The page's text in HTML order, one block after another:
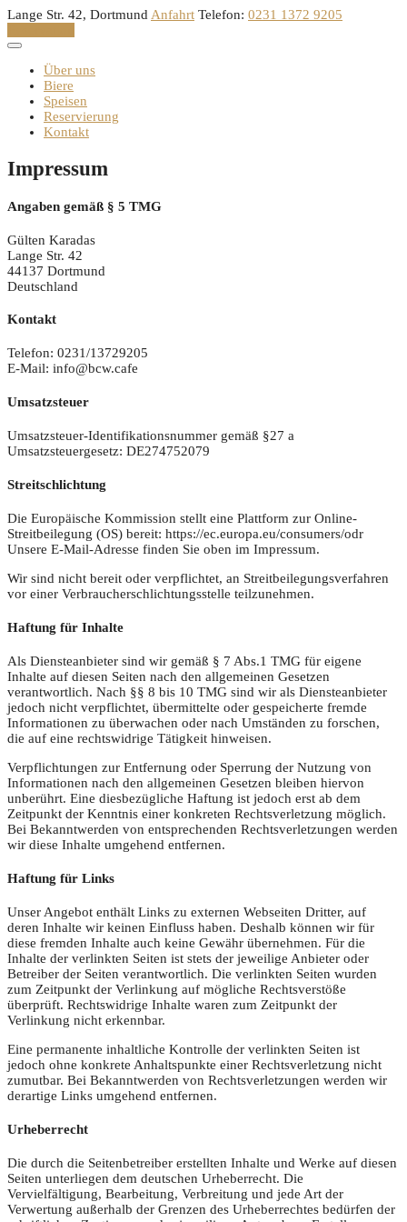
Skip
content
Lange Str. 42, Dortmund Anfahrt Telefon: 0231 1372 9205
Über uns
Biere
Speisen
Reservierung
Kontakt
Impressum
Angaben gemäß § 5 TMG
Gülten Karadas
Lange Str. 42
44137 Dortmund
Deutschland
Kontakt
Telefon: 0231/13729205
E-Mail: info@bcw.cafe
Umsatzsteuer
Umsatzsteuer-Identifikationsnummer gemäß §27 a
Umsatzsteuergesetz: DE274752079
Streitschlichtung
Die Europäische Kommission stellt eine Plattform zur Online-
Streitbeilegung (OS) bereit: https://ec.europa.eu/consumers/odr
Unsere E-Mail-Adresse finden Sie oben im Impressum.
Wir sind nicht bereit oder verpflichtet, an Streitbeilegungsverfahren
vor einer Verbraucherschlichtungsstelle teilzunehmen.
Haftung für Inhalte
Als Diensteanbieter sind wir gemäß § 7 Abs.1 TMG für eigene
Inhalte auf diesen Seiten nach den allgemeinen Gesetzen
verantwortlich. Nach §§ 8 bis 10 TMG sind wir als Diensteanbieter
jedoch nicht verpflichtet, übermittelte oder gespeicherte fremde
Informationen zu überwachen oder nach Umständen zu forschen,
die auf eine rechtswidrige Tätigkeit hinweisen.
Verpflichtungen zur Entfernung oder Sperrung der Nutzung von
Informationen nach den allgemeinen Gesetzen bleiben hiervon
unberührt. Eine diesbezügliche Haftung ist jedoch erst ab dem
Zeitpunkt der Kenntnis einer konkreten Rechtsverletzung möglich.
Bei Bekanntwerden von entsprechenden Rechtsverletzungen werden
wir diese Inhalte umgehend entfernen.
Haftung für Links
Unser Angebot enthält Links zu externen Webseiten Dritter, auf
deren Inhalte wir keinen Einfluss haben. Deshalb können wir für
diese fremden Inhalte auch keine Gewähr übernehmen. Für die
Inhalte der verlinkten Seiten ist stets der jeweilige Anbieter oder
Betreiber der Seiten verantwortlich. Die verlinkten Seiten wurden
zum Zeitpunkt der Verlinkung auf mögliche Rechtsverstöße
überprüft. Rechtswidrige Inhalte waren zum Zeitpunkt der
Verlinkung nicht erkennbar.
Eine permanente inhaltliche Kontrolle der verlinkten Seiten ist
jedoch ohne konkrete Anhaltspunkte einer Rechtsverletzung nicht
zumutbar. Bei Bekanntwerden von Rechtsverletzungen werden wir
derartige Links umgehend entfernen.
Urheberrecht
Die durch die Seitenbetreiber erstellten Inhalte und Werke auf diesen
Seiten unterliegen dem deutschen Urheberrecht. Die
Vervielfältigung, Bearbeitung, Verbreitung und jede Art der
Verwertung außerhalb der Grenzen des Urheberrechtes bedürfen der